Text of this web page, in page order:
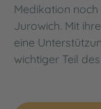
Medikation
Jurowich. Mit
eine
wichtiger Teil